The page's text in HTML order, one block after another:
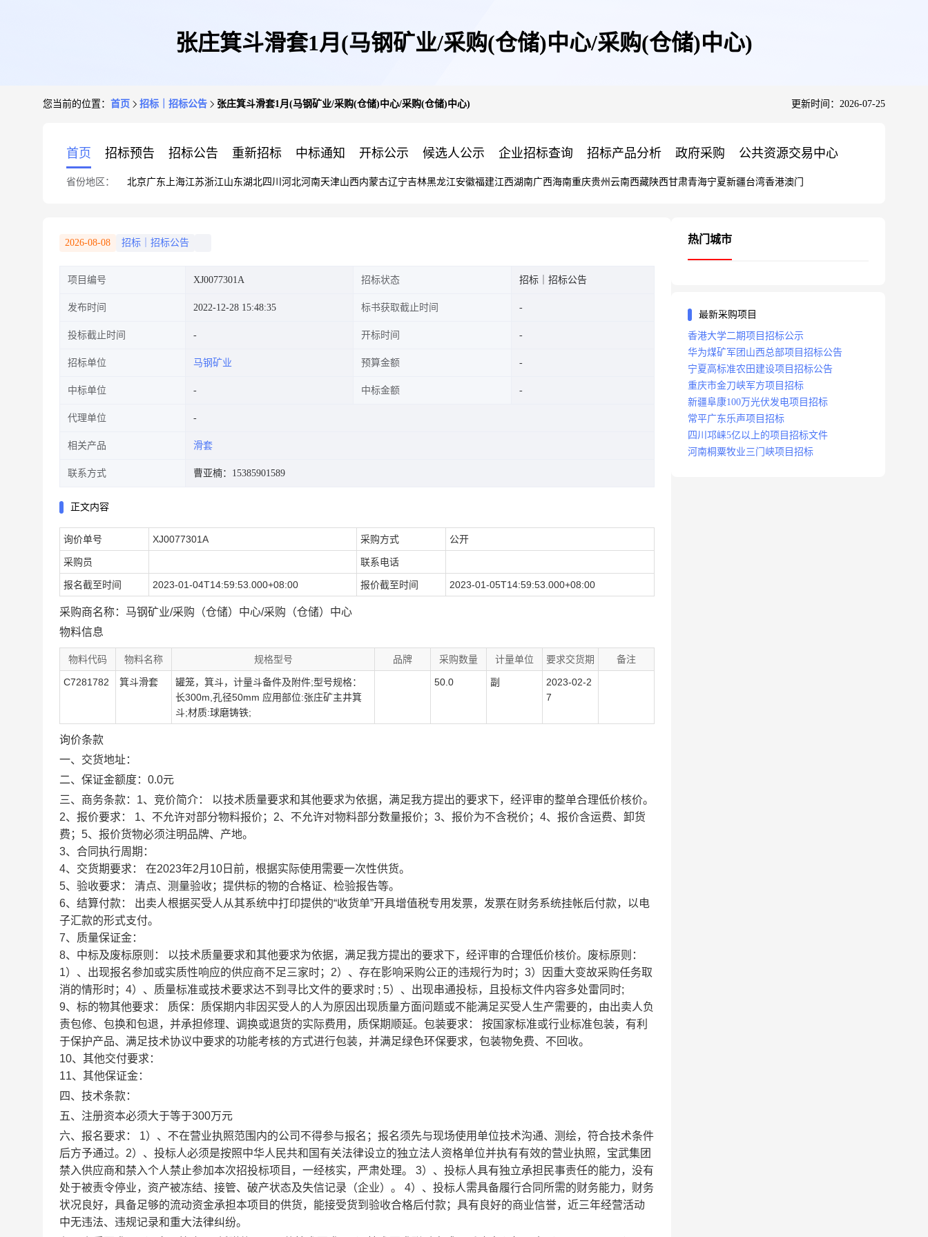
张庄箕斗滑套1月(马钢矿业/采购(仓储)中心/采购(仓储)中心)
您当前的位置： 首页 招标｜招标公告 张庄箕斗滑套1月(马钢矿业/采购(仓储)中心/采购(仓储)中心) 更新时间：2026-07-25
首页 招标预告 招标公告 重新招标 中标通知 开标公示 候选人公示 企业招标查询 招标产品分析 政府采购 公共资源交易中心
省份地区： 北京广东 上海江苏浙江山东湖北四川 河北河南天津山西内蒙古辽宁吉林黑龙江安徽福建江西湖南广西海南重庆贵州 云南西藏陕西甘肃青海宁夏新疆台湾香港澳门
2026-08-08 招标｜招标公告
项目编号 XJ0077301A 招标状态 招标｜招标公告
发布时间 2022-12-28 15:48:35 标书获取截止时间
投标截止时间 开标时间
招标单位 马钢矿业 预算金额
中标单位 中标金额
代理单位
相关产品 滑套
联系方式 曹亚楠：15385901589
正文内容
询价单号 XJ0077301A 采购方式 公开
采购员 联系电话
报名截至时间 2023-01-04T14:59:53.000+08:00 报价截至时间 2023-01-05T14:59:53.000+08:00
采购商名称：马钢矿业/采购（仓储）中心/采购（仓储）中心
物料信息
物料代码 物料名称 规格型号 品牌 采购数量 计量单位 要求交货期 备注
C7281782 箕斗滑套
罐笼，箕斗，计量斗备件及附件;型号规格：
长300m,孔径50mm 应用部位:张庄矿主井箕
斗;材质:球磨铸铁;
50.0 副
2023-02-2
7
询价条款
一、交货地址：
二、保证金额度：0.0元
三、商务条款：1、竞价简介： 以技术质量要求和其他要求为依据，满足我方提出的要求下，经评审的整单合理低价核价。
2、报价要求： 1、不允许对部分物料报价；2、不允许对物料部分数量报价；3、报价为不含税价；4、报价含运费、卸货
费；5、报价货物必须注明品牌、产地。
3、合同执行周期：
4、交货期要求： 在2023年2月10日前，根据实际使用需要一次性供货。
5、验收要求： 清点、测量验收；提供标的物的合格证、检验报告等。
6、结算付款： 出卖人根据买受人从其系统中打印提供的“收货单”开具增值税专用发票，发票在财务系统挂帐后付款，以电
子汇款的形式支付。
7、质量保证金：
8、中标及废标原则： 以技术质量要求和其他要求为依据，满足我方提出的要求下，经评审的合理低价核价。废标原则：
1）、出现报名参加或实质性响应的供应商不足三家时；2）、存在影响采购公正的违规行为时；3）因重大变故采购任务取
消的情形时；4）、质量标准或技术要求达不到寻比文件的要求时 ; 5）、出现串通投标，且投标文件内容多处雷同时;
9、标的物其他要求： 质保：质保期内非因买受人的人为原因出现质量方面问题或不能满足买受人生产需要的，由出卖人负
责包修、包换和包退，并承担修理、调换或退货的实际费用，质保期顺延。包装要求： 按国家标准或行业标准包装，有利
于保护产品、满足技术协议中要求的功能考核的方式进行包装，并满足绿色环保要求，包装物免费、不回收。
10、其他交付要求：
11、其他保证金：
四、技术条款：
五、注册资本必须大于等于300万元
六、报名要求： 1）、不在营业执照范围内的公司不得参与报名；报名须先与现场使用单位技术沟通、测绘，符合技术条件
后方予通过。2）、投标人必须是按照中华人民共和国有关法律设立的独立法人资格单位并执有有效的营业执照，宝武集团
禁入供应商和禁入个人禁止参加本次招投标项目，一经核实，严肃处理。 3）、投标人具有独立承担民事责任的能力，没有
处于被责令停业，资产被冻结、接管、破产状态及失信记录（企业）。 4）、投标人需具备履行合同所需的财务能力，财务
状况良好，具备足够的流动资金承担本项目的供货，能接受货到验收合格后付款；具有良好的商业信誉，近三年经营活动
中无违法、违规记录和重大法律纠纷。
热门城市
最新采购项目
香港大学二期项目招标公示
华为煤矿军团山西总部项目招标公告
宁夏高标准农田建设项目招标公告
重庆市金刀峡军方项目招标
新疆阜康100万光伏发电项目招标
常平广东乐声项目招标
四川邛崃5亿以上的项目招标文件
河南桐粟牧业三门峡项目招标